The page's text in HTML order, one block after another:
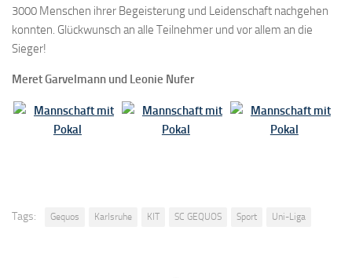
3000 Menschen ihrer Begeisterung und Leidenschaft nachgehen
konnten. Glückwunsch an alle Teilnehmer und vor allem an die
Sieger!
Meret Garvelmann und Leonie Nufer
Tags: Gequos Karlsruhe KIT SC GEQUOS Sport Uni-Liga